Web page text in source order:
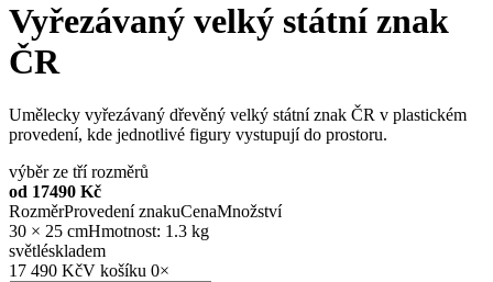
Vyřezávaný velký státní znak
ČR
Umělecky vyřezávaný dřevěný velký státní znak ČR v plastickém
provedení, kde jednotlivé figury vystupují do prostoru.
výběr ze tří rozměrů
od 17490 Kč
RozměrProvedení znakuCenaMnožství
30 × 25 cmHmotnost: 1.3 kg
světléskladem
17 490 KčV košíku 0×